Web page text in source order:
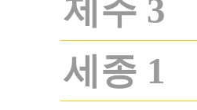
제주 3
세종 1